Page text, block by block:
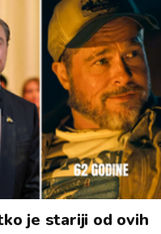
je stariji od ovih